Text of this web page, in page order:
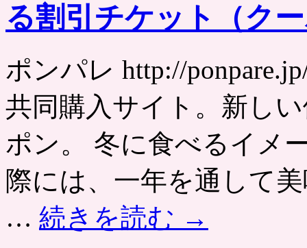
る割引チケット（ク
ポンパレ http://
共同購入サイト。新し
ポン。 冬に食べるイメ
際には、一年を通して
… 続きを読む →